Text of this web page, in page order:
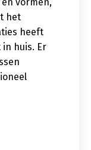
vormen,
het
heeft
huis. Er